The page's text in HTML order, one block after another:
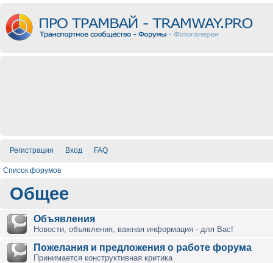
Регистрация Вход FAQ
Список форумов
Общее
Объявления
Новости, объявления, важная информация - для Вас!
Пожелания и предложения о работе форума
Принимается конструктивная критика